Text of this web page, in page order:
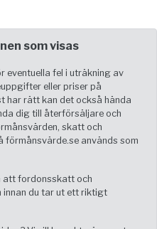
som visas
eventuella fel i uträkning av
eller priser på
har rätt kan det också hända
dig till återförsäljare och
skatt och
förmånsvärde.se används som
att fordonsskatt och
innan du tar ut ett riktigt